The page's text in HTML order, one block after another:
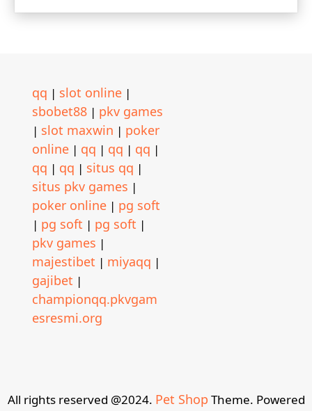
qq | slot online |
sbobet88 | pkv games
| slot maxwin | poker
online | qq | qq | qq |
qq | qq | situs qq |
situs pkv games |
poker online | pg soft
| pg soft | pg soft |
pkv games |
majestibet | miyaqq |
gajibet |
championqq.pkvgam
esresmi.org
All rights reserved @2024. Pet Shop Theme. Powered